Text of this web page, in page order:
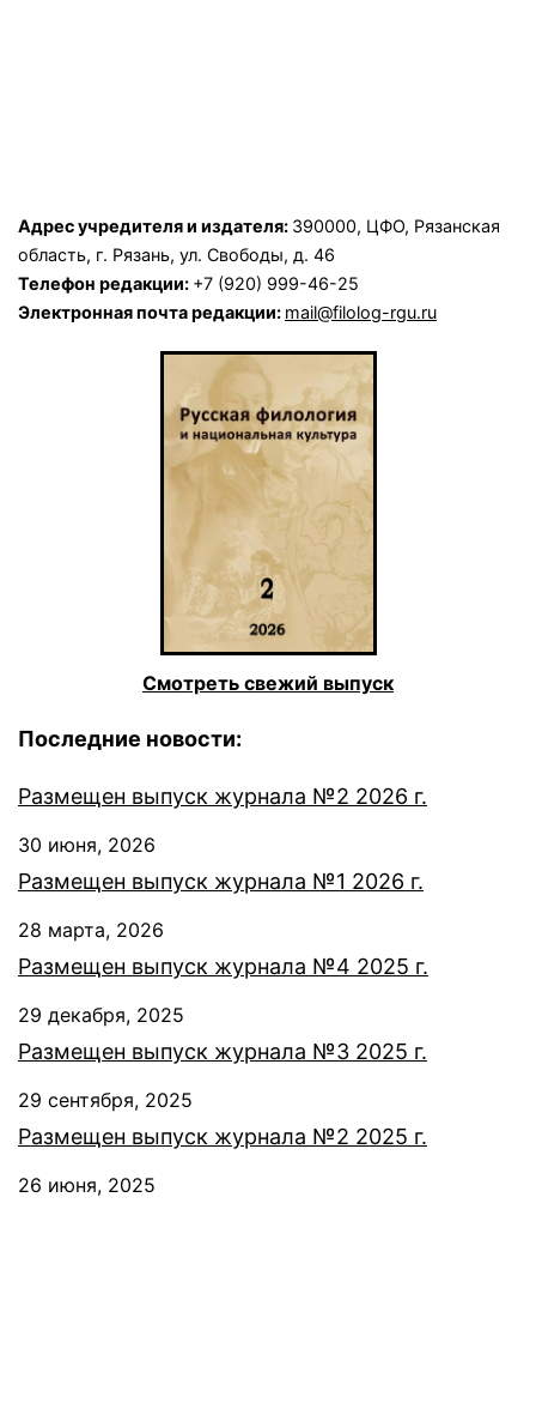
Адрес учредителя и издателя: 390000, ЦФО, Рязанская
область, г. Рязань, ул. Свободы, д. 46
Телефон редакции: +7 (920) 999-46-25
Электронная почта редакции: mail@filolog-rgu.ru
Смотреть свежий выпуск
Последние новости:
Размещен выпуск журнала №2 2026 г.
30 июня, 2026
Размещен выпуск журнала №1 2026 г.
28 марта, 2026
Размещен выпуск журнала №4 2025 г.
29 декабря, 2025
Размещен выпуск журнала №3 2025 г.
29 сентября, 2025
Размещен выпуск журнала №2 2025 г.
26 июня, 2025